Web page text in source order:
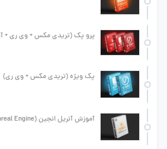
پرو پک (تریدی مکس + وی ری +
پک ویژه (تریدی مکس + وی ری)
آموزش آنریل انجین (Unreal Engine)